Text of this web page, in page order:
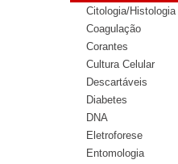
Citologia/Histologia
Coagulação
Corantes
Cultura Celular
Descartáveis
Diabetes
DNA
Eletroforese
Entomologia